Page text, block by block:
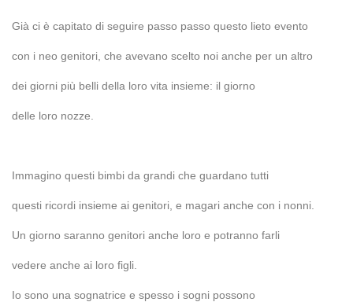
Già ci è capitato di seguire passo passo questo lieto evento
con i neo genitori, che avevano scelto noi anche per un altro
dei giorni più belli della loro vita insieme: il giorno
delle loro nozze.
Immagino questi bimbi da grandi che guardano tutti
questi ricordi insieme ai genitori, e magari anche con i nonni.
Un giorno saranno genitori anche loro e potranno farli
vedere anche ai loro figli.
Io sono una sognatrice e spesso i sogni possono